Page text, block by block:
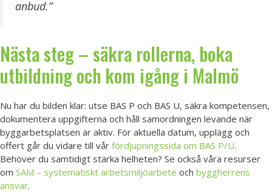
anbud.”
Nästa steg – säkra rollerna, boka
utbildning och kom igång i Malmö
Nu har du bilden klar: utse BAS P och BAS U, säkra kompetensen,
dokumentera uppgifterna och håll samordningen levande när
byggarbetsplatsen är aktiv. För aktuella datum, upplägg och
offert går du vidare till vår fördjupningssida om BAS P/U.
Behöver du samtidigt stärka helheten? Se också våra resurser
om SAM – systematiskt arbetsmiljöarbete och byggherrens
ansvar.